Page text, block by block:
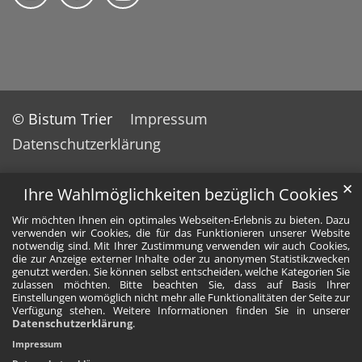
Ihre Wahlmöglichkeiten bezüglich Cookies
Wir möchten Ihnen ein optimales Webseiten-Erlebnis zu bieten. Dazu
verwenden wir Cookies, die für das Funktionieren unserer Website
notwendig sind. Mit Ihrer Zustimmung verwenden wir auch Cookies,
die zur Anzeige externer Inhalte oder zu anonymen Statistikzwecken
genutzt werden. Sie können selbst entscheiden, welche Kategorien Sie
zulassen möchten. Bitte beachten Sie, dass auf Basis Ihrer
Einstellungen womöglich nicht mehr alle Funktionalitäten der Seite zur
Verfügung stehen. Weitere Informationen finden Sie in unserer
Datenschutzerklärung.
✕
Impressum
© Bistum Trier
Impressum
Datenschutzerklärung